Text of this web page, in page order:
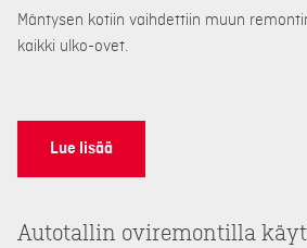
Mäntysen kotiin vaihdettiin muun
kaikki ulko-ovet.
Lue lisää
Autotallin oviremontilla